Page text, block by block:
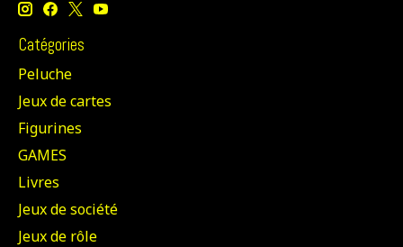
Catégories
Peluche
Jeux de cartes
Figurines
GAMES
Livres
Jeux de société
Jeux de rôle